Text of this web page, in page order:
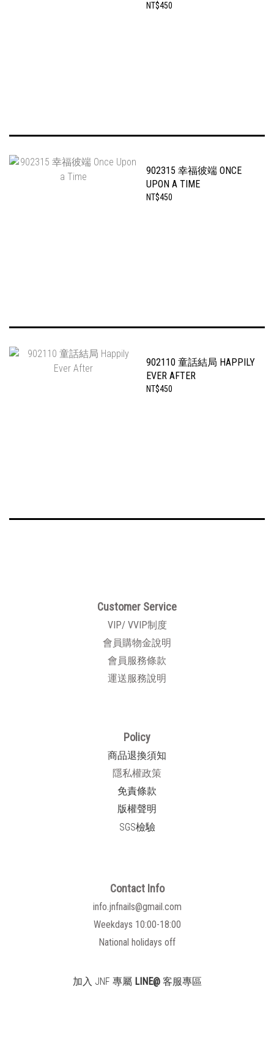
NT$450
902315 幸福彼端 ONCE
UPON A TIME
NT$450
902110 童話結局 HAPPILY
EVER AFTER
NT$450
Customer Service
VIP/ VVIP制度
會員購物金說明
會員服務條款
運送服務說明
Policy
商品退換須知
隱私權政策
免責條款
版權聲明
SGS檢驗
Contact Info
info.jnfnails@gmail.com
Weekdays 10:00-18:00
National holidays off
加入 JNF 專屬 LINE@ 客服專區